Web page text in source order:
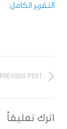
التقرير الكامل:
PREVIOUS POST
اترك تعليقاً